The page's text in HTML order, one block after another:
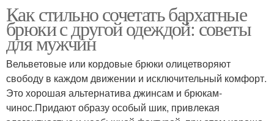
Как стильно сочетать бархатные
брюки с другой одеждой: советы
для мужчин
Вельветовые или кордовые брюки олицетворяют
свободу в каждом движении и исключительный комфорт.
Это хорошая альтернатива джинсам и брюкам-
чинос.Придают образу особый шик, привлекая